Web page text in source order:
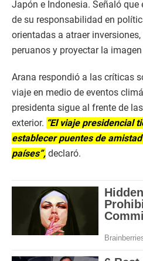
Japón e Indonesia. Señaló
de su responsabilidad en
orientadas a atraer
peruanos y proyectar la
Arana respondió a las críticas
viaje en medio de eventos
presidenta sigue al frente de
exterior. “El viaje presidencial
establecer puentes de
países”, declaró.